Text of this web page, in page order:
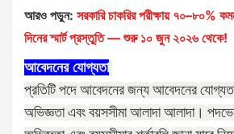
আরও পড়ুন: সরকারি চাকরির পরীক্ষায় ৭০–৮০%
দিনের স্মার্ট প্রস্তুতি — শুরু ১০ জুন ২০২৬ থেকে!
আবেদনের যোগ্যতা
প্রতিটি পদে আবেদনের জন্য আবেদনের
অভিজ্ঞতা এবং বয়সসীমা আলাদা আলাদা।